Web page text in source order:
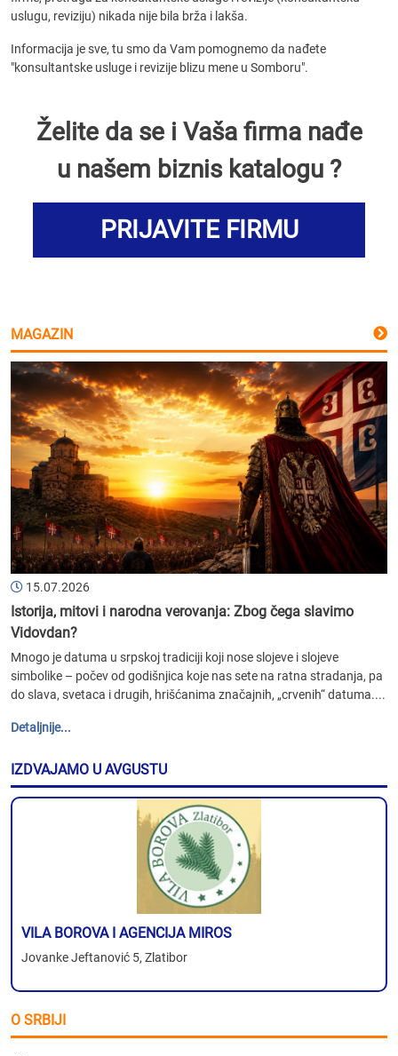
uslugu, reviziju) nikada nije bila brža i lakša.
Informacija je sve, tu smo da Vam pomognemo da nađete
"konsultantske usluge i revizije blizu mene u Somboru".
Želite da se i Vaša firma nađe
u našem biznis katalogu ?
PRIJAVITE FIRMU
MAGAZIN
15.07.2026
Istorija, mitovi i narodna verovanja: Zbog čega slavimo
Vidovdan?
Mnogo je datuma u srpskoj tradiciji koji nose slojeve i slojeve
simbolike – počev od godišnjica koje nas sete na ratna stradanja, pa
do slava, svetaca i drugih, hrišćanima značajnih, „crvenih“ datuma....
Detaljnije...
IZDVAJAMO U AVGUSTU
VILA BOROVA I AGENCIJA MIROS
Jovanke Jeftanović 5, Zlatibor
O SRBIJI